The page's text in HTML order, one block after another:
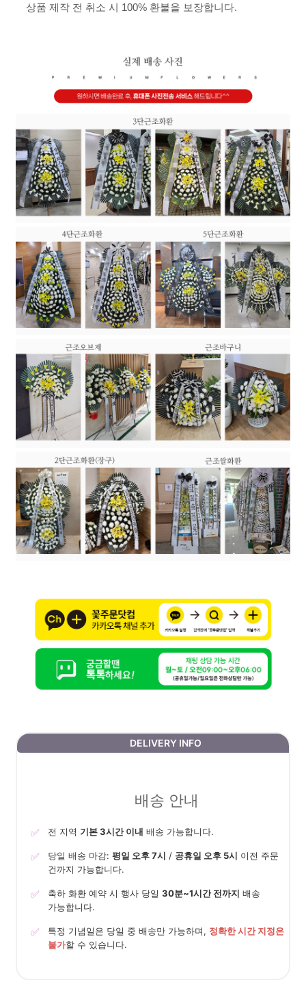
상품 제작 전 취소 시 100% 환불을 보장합니다.
DELIVERY INFO
배송 안내
✅ 전 지역 기본 3시간 이내 배송 가능합니다.
✅ 당일 배송 마감: 평일 오후 7시 / 공휴일 오후 5시 이전 주문
건까지 가능합니다.
✅ 축하 화환 예약 시 행사 당일 30분~1시간 전까지 배송
가능합니다.
✅ 특정 기념일은 당일 중 배송만 가능하며, 정확한 시간 지정은
불가할 수 있습니다.